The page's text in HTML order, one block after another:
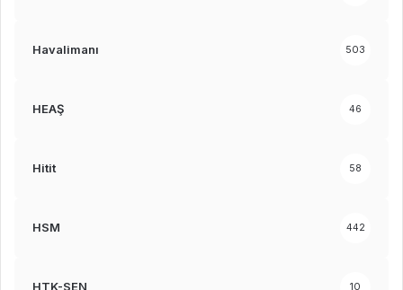
Havalimanı 503
HEAŞ 46
Hitit 58
HSM 442
HTK-SEN 10